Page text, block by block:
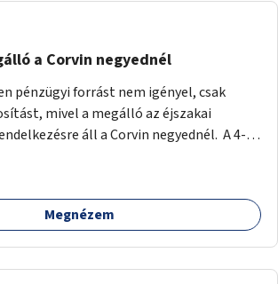
A környéken a tömegközlekedés
is fullos, a Bosnyák téri beruházások
fog az utazási igény.
a Corvin negyednél
pénzügyi forrást nem igényel, csak
mivel a megálló az éjszakai
áll a Corvin negyednél. A 4-es
busz a Corvin negyed metrómegállónál is
amikor a metró nem jár, és a 200E
Megnézem